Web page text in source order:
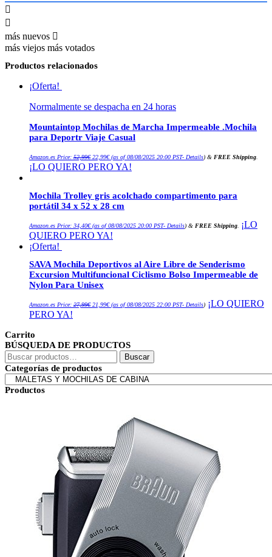
más nuevos
más viejos más votados
Productos relacionados
¡Oferta!
Normalmente se despacha en 24 horas
Mountaintop Mochilas de Marcha Impermeable .Mochila
para Deportr Viaje Casual
Amazon.es Price: 52,99€precio
original
era:
22,99€precio
actual
es:
(as of 08/08/2025 20:00 PST- Details) & FREE Shipping
¡LO QUIERO PERO YA!
Mochila Trolley gris acolchado compartimento para
portátil 34 x 52 x 28 cm
Amazon.es Price: 34,40€(as of 08/08/2025 20:00 PST- Details) & FREE Shipping
¡LO
QUIERO PERO YA!
¡Oferta!
SAVA Mochila Deportivos al Aire Libre de Senderismo
Excursion Multifuncional Ciclismo Bolso Impermeable de
Nylon Para Unisex
Amazon.es Price: 27,99€precio
21,99€precio
(as of 08/08/2025 22:00 PST- Details) ¡LO QUIERO
PERO YA!
Carrito
BÚSQUEDA DE PRODUCTOS
Buscar
por:
Buscar
Categorías de productos
Productos